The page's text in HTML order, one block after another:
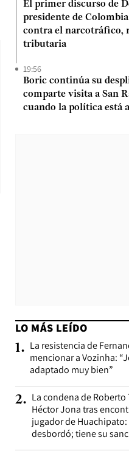
El primer discurso de
presidente de
contra el narcotráfico,
tributaria
19:56
Boric continúa su
comparte visita a San
cuando la política está
LO MÁS LEÍDO
1. La resistencia de
mencionar a Vozinha:
adaptado muy bien”
2. La condena de Roberto
Héctor Jona tras
jugador de Huachipato:
desbordó; tiene su